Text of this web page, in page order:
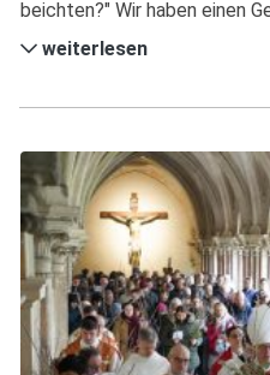
beichten?" Wir haben einen
weiterlesen